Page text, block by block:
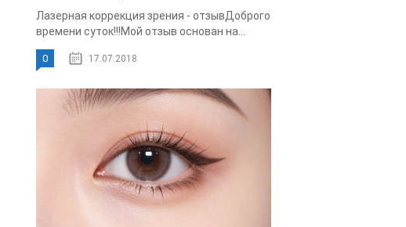
Лазерная коррекция зрения - отзывДоброго
времени суток!!!Мой отзыв основан на...
0 17.07.2018